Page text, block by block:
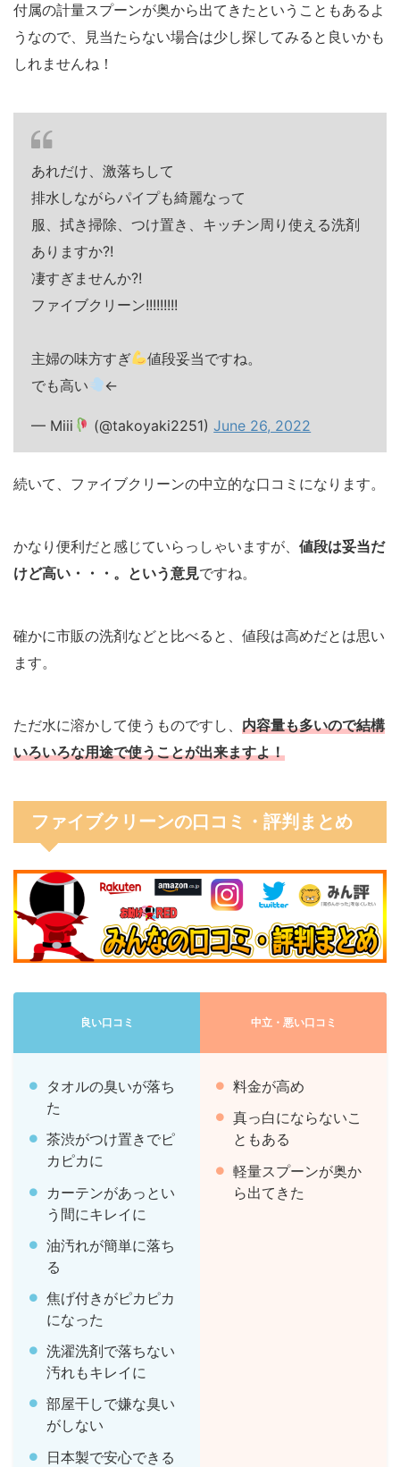
付属の計量スプーンが奥から出てきたということもあるよ
うなので、見当たらない場合は少し探してみると良いかも
しれませんね！
あれだけ、激落ちして
排水しながらパイプも綺麗なって
服、拭き掃除、つけ置き、キッチン周り使える洗剤
ありますか?!
凄すぎませんか?!
ファイブクリーン!!!!!!!!!
主婦の味方すぎ
値段妥当ですね。
でも高い
←
— Miii (@takoyaki2251)June 26, 2022
続いて、ファイブクリーンの中立的な口コミになります。
かなり便利だと感じていらっしゃいますが、 値段は妥当だ
けど高い・・・。という意見ですね。
確かに市販の洗剤などと比べると、値段は高めだとは思い
ます。
ただ水に溶かして使うものですし、 内容量も多いので結構
いろいろな用途で使うことが出来ますよ！
ファイブクリーンの口コミ・評判まとめ
良い口コミ 中立・悪い口コミ
タオルの臭いが落ち
た
茶渋がつけ置きでピ
カピカに
カーテンがあっとい
う間にキレイに
油汚れが簡単に落ち
る
焦げ付きがピカピカ
になった
洗濯洗剤で落ちない
汚れもキレイに
部屋干しで嫌な臭い
がしない
日本製で安心できる
料金が高め
真っ白にならないこ
ともある
軽量スプーンが奥か
ら出てきた